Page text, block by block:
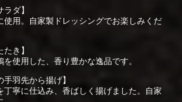
ダ】
使用。自家製ドレッシングでお楽しみくだ
き】
を使用した、香り豊かな逸品です。
羽先から揚げ】
丁寧に仕込み、香ばしく揚げました。自家